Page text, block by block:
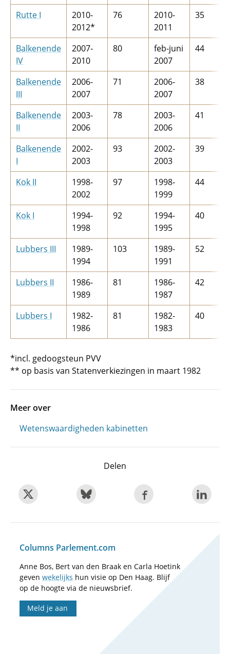
Rutte I
2010-
2012*
76
2010-
2011
35
Balkenende
IV
2007-
2010
80
feb-juni
2007
44
Balkenende
III
2006-
2007
71
2006-
2007
38
Balkenende
II
2003-
2006
78
2003-
2006
41
Balkenende
I
2002-
2003
93
2002-
2003
39
Kok II
1998-
2002
97
1998-
1999
44
Kok I
1994-
1998
92
1994-
1995
40
Lubbers III
1989-
1994
103
1989-
1991
52
Lubbers II
1986-
1989
81
1986-
1987
42
Lubbers I
1982-
1986
81
1982-
1983
40
*incl. gedoogsteun PVV
** op basis van Statenverkiezingen in maart 1982
Meer over
Wetenswaardigheden kabinetten
Delen
Columns Parlement.com
Anne Bos, Bert van den Braak en Carla Hoetink
geven wekelijks hun visie op Den Haag. Blijf
op de hoogte via de nieuwsbrief.
Meld je aan